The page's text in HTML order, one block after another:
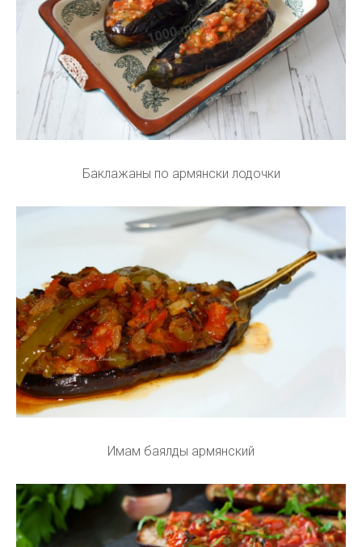
Баклажаны по армянски лодочки
Имам баялды армянский